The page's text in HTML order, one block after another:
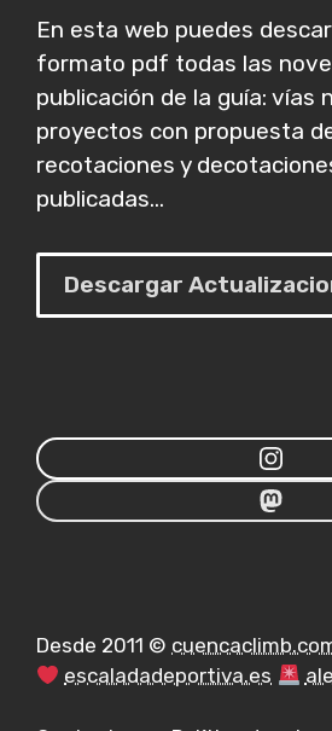
En esta web puedes
formato pdf todas las
publicación de la guía: vías
proyectos con propuesta
recotaciones y
publicadas...
Descargar
Desde 2011 ©
escaladadeportiva.es